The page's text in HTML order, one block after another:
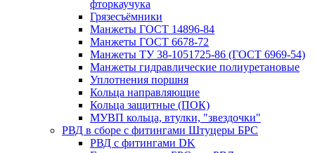
фторкаучука
Грязесъёмники
Манжеты ГОСТ 14896-84
Манжеты ГОСТ 6678-72
Манжеты ТУ 38-1051725-86 (ГОСТ 6969-54)
Манжеты гидравлические полиуретановые
Уплотнения поршня
Кольца направляющие
Кольца защитные (ПОК)
МУВП кольца, втулки, "звездочки"
РВД в сборе с фитингами Штуцеры БРС
РВД с фитингами DK